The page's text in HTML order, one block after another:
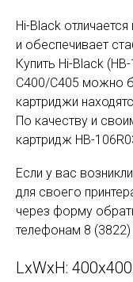
Hi-Black
и обеспечивает
Купить Hi-Black
C400/C405 можно
картриджи
По качеству и
картридж HB-
Если у вас
для своего
через форму
телефонам 8
LxWxH: